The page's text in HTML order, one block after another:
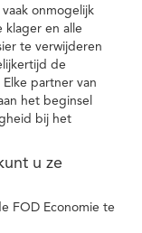
onmogelijk
klager en alle
te verwijderen
de
partner van
het beginsel
bij het
u ze
FOD Economie te